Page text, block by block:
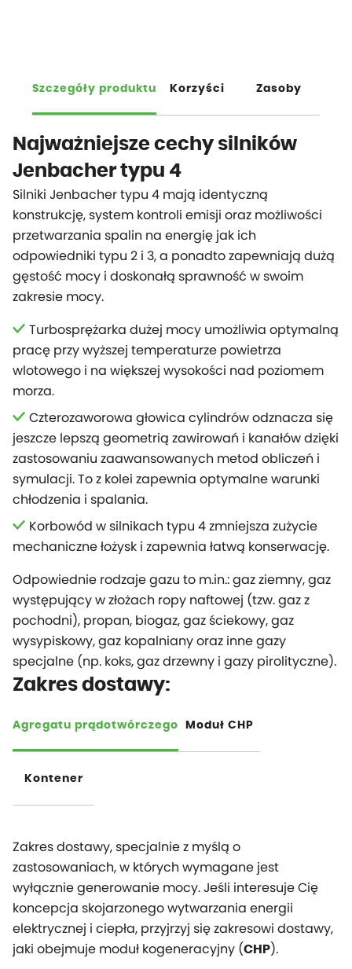
Szczegóły produktu Korzyści Zasoby
Najważniejsze cechy silników
Jenbacher typu 4
Silniki Jenbacher typu 4 mają identyczną
konstrukcję, system kontroli emisji oraz możliwości
przetwarzania spalin na energię jak ich
odpowiedniki typu 2 i 3, a ponadto zapewniają dużą
gęstość mocy i doskonałą sprawność w swoim
zakresie mocy.
Turbosprężarka dużej mocy umożliwia optymalną
pracę przy wyższej temperaturze powietrza
wlotowego i na większej wysokości nad poziomem
morza.
Czterozaworowa głowica cylindrów odznacza się
jeszcze lepszą geometrią zawirowań i kanałów dzięki
zastosowaniu zaawansowanych metod obliczeń i
symulacji. To z kolei zapewnia optymalne warunki
chłodzenia i spalania.
Korbowód w silnikach typu 4 zmniejsza zużycie
mechaniczne łożysk i zapewnia łatwą konserwację.
Odpowiednie rodzaje gazu to m.in.: gaz ziemny, gaz
występujący w złożach ropy naftowej (tzw. gaz z
pochodni), propan, biogaz, gaz ściekowy, gaz
wysypiskowy, gaz kopalniany oraz inne gazy
specjalne (np. koks, gaz drzewny i gazy pirolityczne).
Zakres dostawy:
Agregatu prądotwórczego Moduł CHP
Kontener
Zakres dostawy, specjalnie z myślą o
zastosowaniach, w których wymagane jest
wyłącznie generowanie mocy. Jeśli interesuje Cię
koncepcja skojarzonego wytwarzania energii
elektrycznej i ciepła, przyjrzyj się zakresowi dostawy,
jaki obejmuje moduł kogeneracyjny (CHP).